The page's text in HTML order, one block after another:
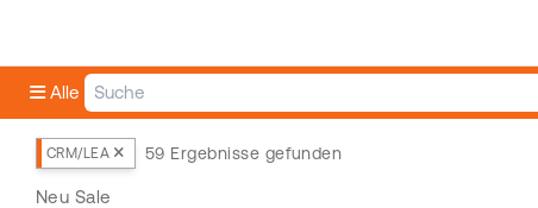
Alle
CRM/LEA 59 Ergebnisse gefunden
Neu Sale